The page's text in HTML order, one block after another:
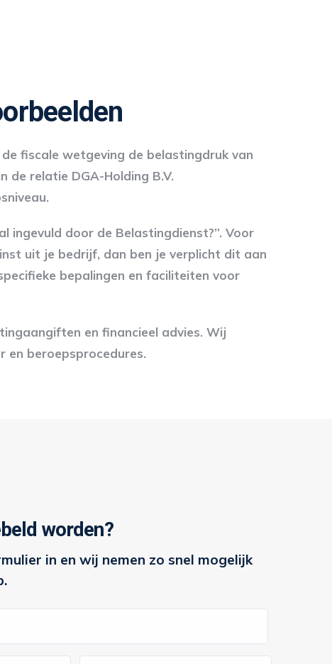
fiscale wetgeving de belastingdruk van
de relatie DGA-Holding B.V.
door de Belastingdienst?”. Voor
uit je bedrijf, dan ben je verplicht dit aan
bepalingen en faciliteiten voor
en financieel advies. Wij
en beroepsprocedures.
worden?
in en wij nemen zo snel mogelijk